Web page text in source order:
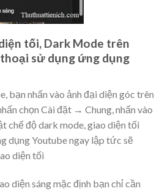
tối, Dark Mode trên
sử dụng ứng dụng
bạn nhấn vào ảnh đại diện góc trên
chọn Cài đặt → Chung, nhấn vào
chế độ dark mode, giao diện tối
dụng Youtube ngay lập tức sẽ
diện tối
diện sáng mặc định bạn chỉ cần